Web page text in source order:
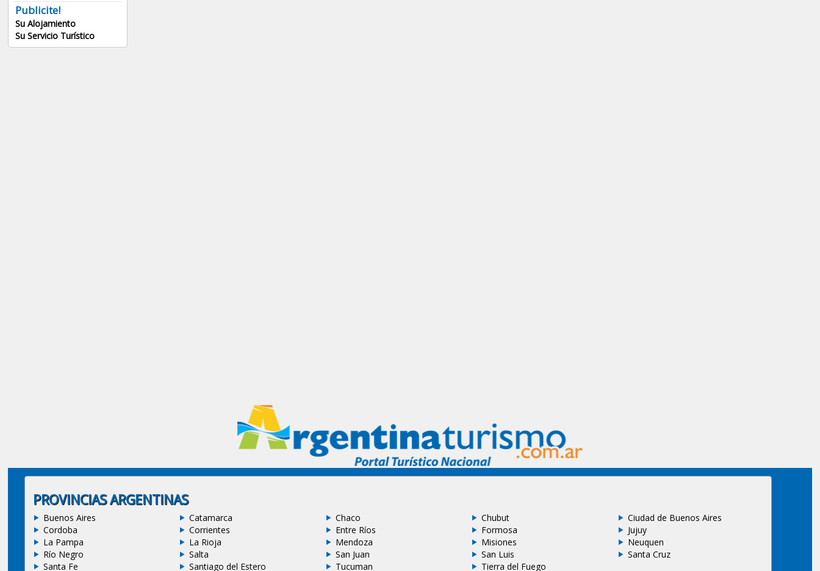
Publicite!
Su Alojamiento
Su Servicio Turístico
PROVINCIAS ARGENTINAS
Buenos Aires Catamarca Chaco Chubut
Ciudad de Buenos Aires
Cordoba
Corrientes Entre Ríos Formosa
Jujuy
La Pampa
La Rioja Mendoza Misiones
Neuquen
Río Negro
Salta San Juan San Luis
Santa Cruz
Santa Fe
Santiago del Estero Tucuman Tierra del Fuego